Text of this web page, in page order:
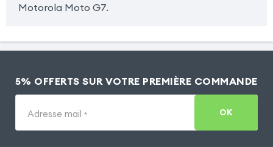
Motorola Moto G7.
5% OFFERTS SUR VOTRE PREMIÈRE COMMANDE
Adresse mail * OK